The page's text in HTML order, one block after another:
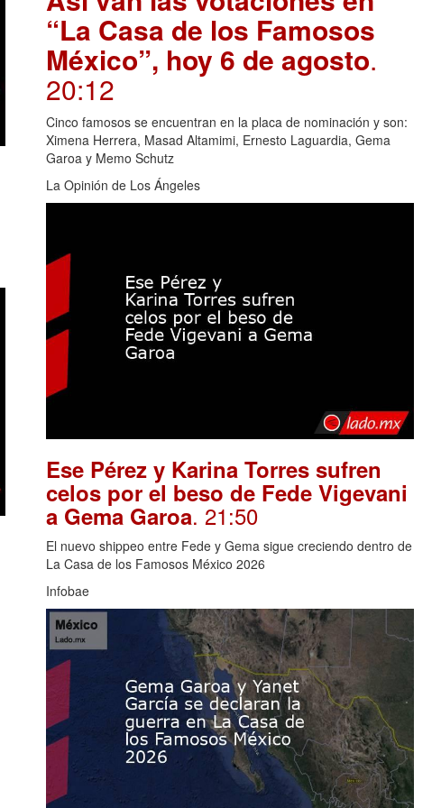
“La Casa de los Famosos
México”, hoy 6 de agosto.
20:12
Cinco famosos se encuentran en la placa de nominación y son:
Ximena Herrera, Masad Altamimi, Ernesto Laguardia, Gema
Garoa y Memo Schutz
La Opinión de Los Ángeles
Ese Pérez y Karina Torres sufren
celos por el beso de Fede Vigevani
a Gema Garoa. 21:50
El nuevo shippeo entre Fede y Gema sigue creciendo dentro de
La Casa de los Famosos México 2026
Infobae